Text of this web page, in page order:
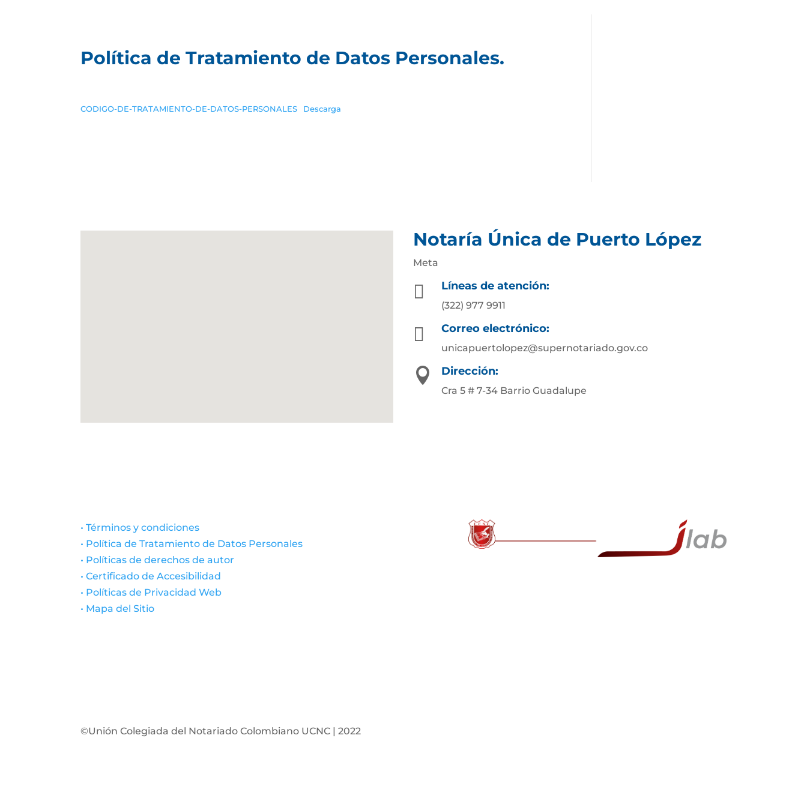
Política de Tratamiento de Datos Personales.
CODIGO-DE-TRATAMIENTO-DE-DATOS-PERSONALES Descarga
Notaría Única de Puerto López
Meta
 Líneas de atención:
(322) 977 9911
 Correo electrónico:
unicapuertolopez@supernotariado.gov.co
 Dirección:
Cra 5 # 7-34 Barrio Guadalupe
• Términos y condiciones
• Política de Tratamiento de Datos Personales
• Políticas de derechos de autor
• Certificado de Accesibilidad
• Políticas de Privacidad Web
• Mapa del Sitio
©Unión Colegiada del Notariado Colombiano UCNC | 2022